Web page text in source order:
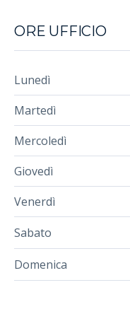
ORE UFFICIO
Lunedì
Martedì
Mercoledì
Giovedì
Venerdì
Sabato
Domenica